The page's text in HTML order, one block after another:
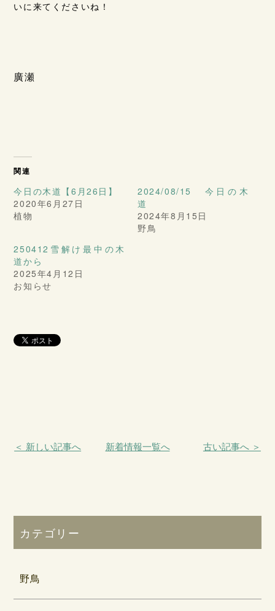
いに来てくださいね！
廣瀬
関連
今日の木道【6月26日】
2020年6月27日
植物
2024/08/15 今日の木
道
2024年8月15日
野鳥
250412雪解け最中の木
道から
2025年4月12日
お知らせ
＜ 新しい記事へ 新着情報一覧へ 古い記事へ ＞
カテゴリー
野鳥